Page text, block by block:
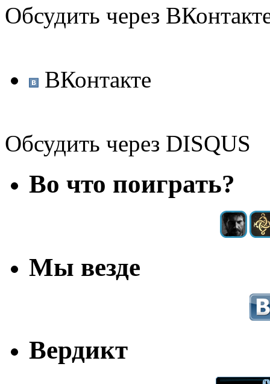
Обсудить через
ВКонтакте
Обсудить через DISQUS
Во что поиграть?
Мы везде
Вердикт